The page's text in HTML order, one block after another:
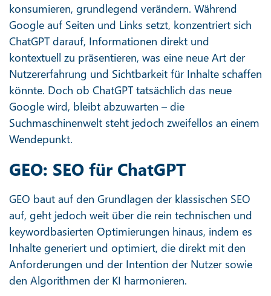
konsumieren, grundlegend verändern. Während
Google auf Seiten und Links setzt, konzentriert sich
ChatGPT darauf, Informationen direkt und
kontextuell zu präsentieren, was eine neue Art der
Nutzererfahrung und Sichtbarkeit für Inhalte schaffen
könnte. Doch ob ChatGPT tatsächlich das neue
Google wird, bleibt abzuwarten – die
Suchmaschinenwelt steht jedoch zweifellos an einem
Wendepunkt.
GEO: SEO für ChatGPT
GEO baut auf den Grundlagen der klassischen SEO
auf, geht jedoch weit über die rein technischen und
keywordbasierten Optimierungen hinaus, indem es
Inhalte generiert und optimiert, die direkt mit den
Anforderungen und der Intention der Nutzer sowie
den Algorithmen der KI harmonieren.